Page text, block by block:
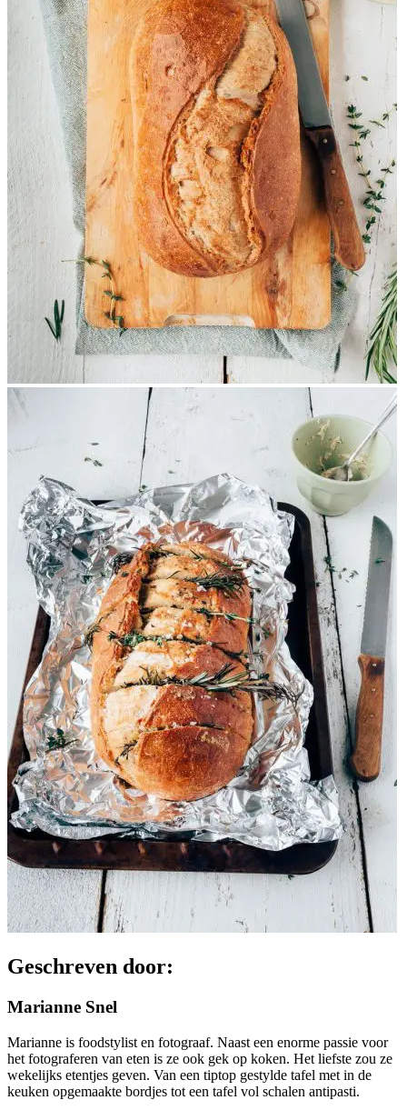
Geschreven door:
Marianne Snel
Marianne is foodstylist en fotograaf. Naast een enorme passie voor
het fotograferen van eten is ze ook gek op koken. Het liefste zou ze
wekelijks etentjes geven. Van een tiptop gestylde tafel met in de
keuken opgemaakte bordjes tot een tafel vol schalen antipasti.